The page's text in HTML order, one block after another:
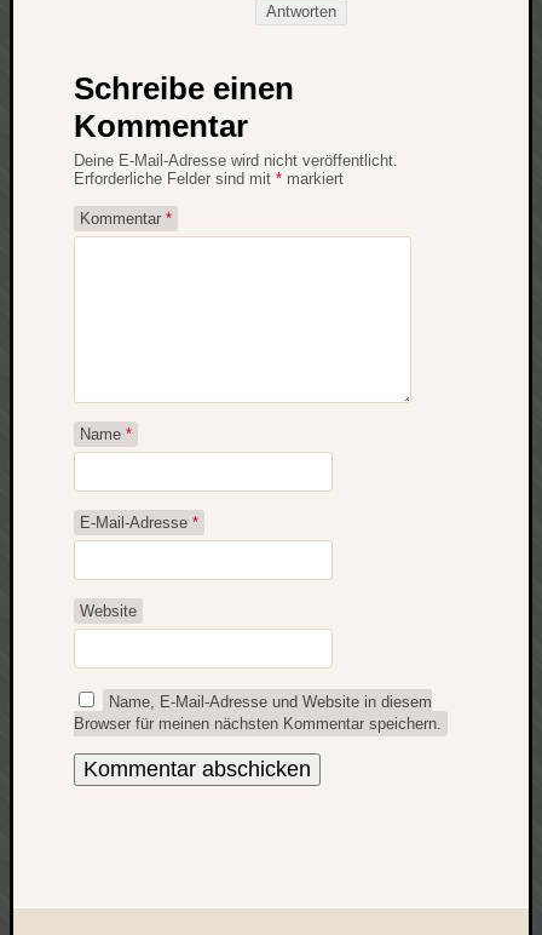
Antworten
Schreibe einen
Kommentar
Deine E-Mail-Adresse wird nicht veröffentlicht.
Erforderliche Felder sind mit * markiert
Kommentar *
Name *
E-Mail-Adresse *
Website
Name, E-Mail-Adresse und Website in diesem
Browser für meinen nächsten Kommentar speichern.